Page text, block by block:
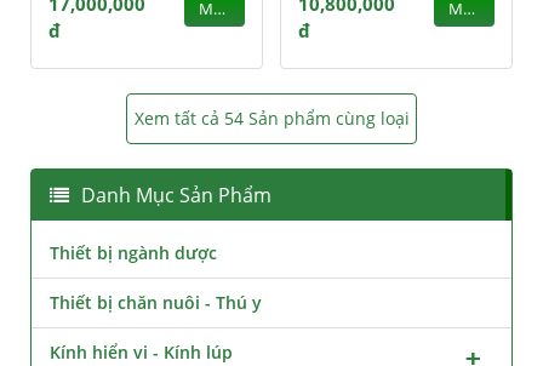
đ
MUA
đ
MUA
Xem tất cả 54 Sản phẩm cùng loại
Danh Mục Sản Phẩm
Thiết bị ngành dược
Thiết bị chăn nuôi - Thú y
Kính hiển vi - Kính lúp